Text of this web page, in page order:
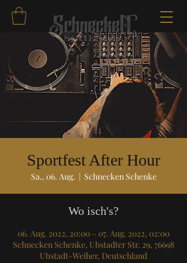
Sportfest After Hour
Sa., 06. Aug.
  |
Schnecken Schenke
Wo isch's?
06. Aug. 2022, 20:00 – 07. Aug. 2022, 02:00
Schnecken Schenke, Ubstadter Str. 29, 76698
Ubstadt-Weiher, Deutschland